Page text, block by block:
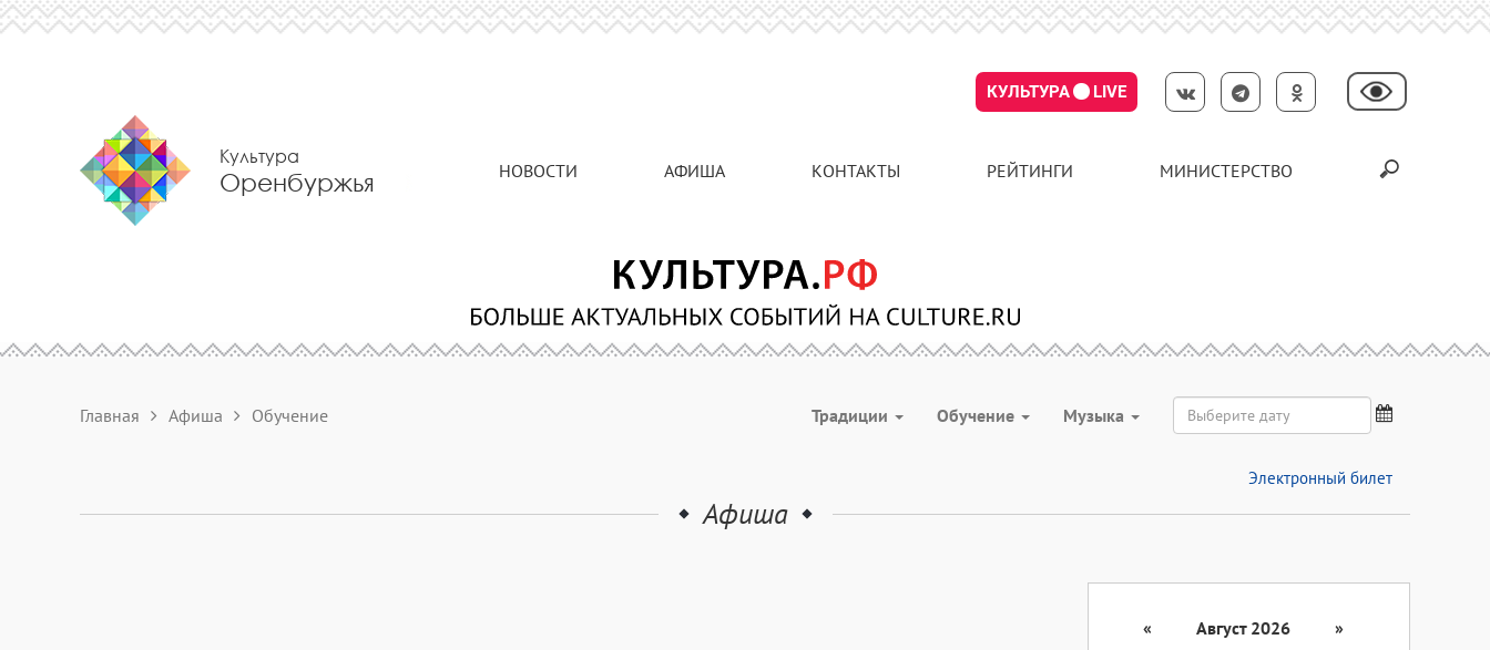
КУЛЬТУРА LIVE
Культура
Оренбуржья НОВОСТИ АФИША КОНТАКТЫ РЕЙТИНГИ МИНИСТЕРСТВО
Главная Афиша Обучение Традиции Обучение Музыка
Электронный билет
Афиша
« Август 2026
»